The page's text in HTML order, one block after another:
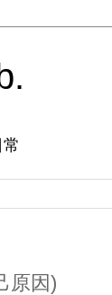
原因)